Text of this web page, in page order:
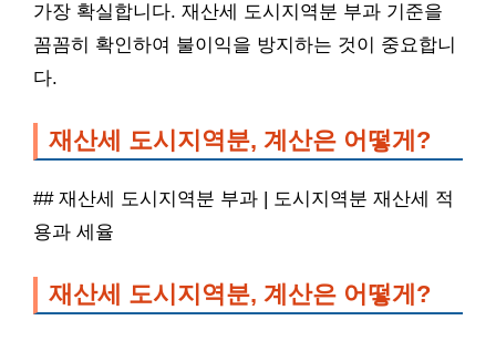
가장 확실합니다. 재산세 도시지역분 부과 기준을
꼼꼼히 확인하여 불이익을 방지하는 것이 중요합니
다.
재산세 도시지역분, 계산은 어떻게?
## 재산세 도시지역분 부과 | 도시지역분 재산세 적
용과 세율
재산세 도시지역분, 계산은 어떻게?